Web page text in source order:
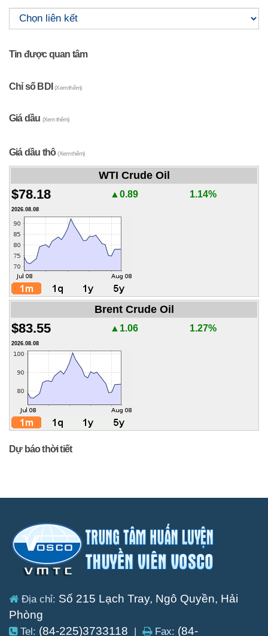
Tin được quan tâm
Chỉ số BDI(Xem thêm)
Giá dầu (Xem thêm)
Giá dầu thô(Xem thêm)
WTI Crude Oil
$78.18 ▲0.89 1.14%
2026.08.08
Brent Crude Oil
$83.55 ▲1.06 1.27%
2026.08.08
Dự báo thời tiết
Địa chỉ: Số 215 Lạch Tray, Ngô Quyền, Hải
Phòng
Tel: (84-225)3733118 | Fax: (84-